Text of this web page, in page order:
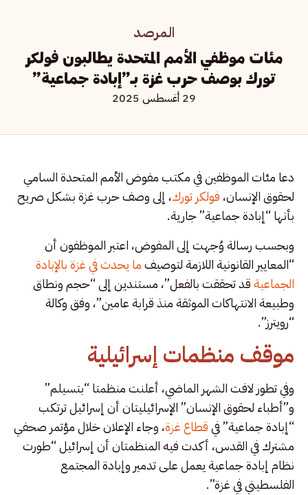
المرصد
مئات موظفي الأمم المتحدة يطالبون فولكر
تورك بوصف حرب غزة بـ”إبادة جماعية”
29 أغسطس 2025
دعا مئات الموظفين في مكتب مفوض الأمم المتحدة السامي
لحقوق الإنسان، فولكر تورك، إلى وصف حرب غزة بشكل صريح
بأنها “إبادة جماعية” جارية.
وبحسب رسالة وُجهت إلى المفوض، اعتبر الموظفون أن
“المعايير القانونية اللازمة لتوصيفما يحدث في غزة بالإبادة
الجماعيةقد تحققت بالفعل”، مستندين إلى “حجم ونطاق
وطبيعة الانتهاكات الموثقة منذ قرابة عامين”، وفق وكالة
“رويترز”.
موقف منظمات إسرائيلية
وفي تطور لافت الشهر الماضي، أعلنت منظمتا “بتسيلم”
و”أطباء لحقوق الإنسان” الإسرائيليتان أن إسرائيل ترتكب
“إبادة جماعية” فيقطاع غزة، وجاء الإعلان خلال مؤتمر صحفي
مشترك في القدس، أكدت فيه المنظمتان أن إسرائيل “طورت
نظام إبادة جماعية يعمل على تدمير وإبادة المجتمع
الفلسطيني في غزة”.